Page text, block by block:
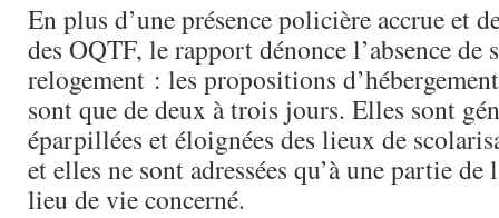
En plus d’une présence policière accrue et
des OQTF, le rapport dénonce l’absence de
relogement : les propositions
sont que de deux à trois jours. Elles sont
éparpillées et éloignées des lieux de
et elles ne sont adressées qu’à une partie
lieu de vie concerné.